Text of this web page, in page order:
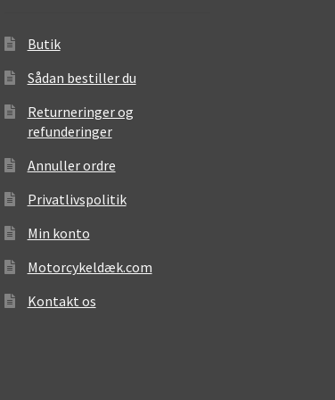
Butik
Sådan bestiller du
Returneringer og
refunderinger
Annuller ordre
Privatlivspolitik
Min konto
Motorcykeldæk.com
Kontakt os